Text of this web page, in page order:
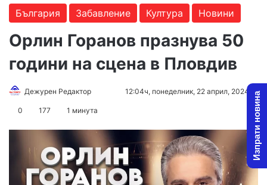
България Забавление Култура Новини
Орлин Горанов празнува 50
години на сцена в Пловдив
Дежурен Редактор
Send12:04ч, понеделник, 22 април, 2024
0 177 1 минута Изпрати новина